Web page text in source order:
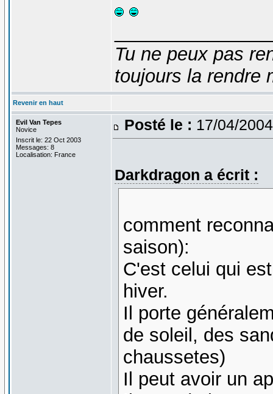
Tu ne peux pas
toujours la rendre
Revenir en haut
Evil Van Tepes
Novice
Inscrit le: 22 Oct 2003
Messages: 8
Localisation: France
Posté le : 17/04/
Darkdragon a écrit :
comment
saison):
C'est celui qui
hiver.
Il porte
de soleil, des
chaussetes)
Il peut avoir un